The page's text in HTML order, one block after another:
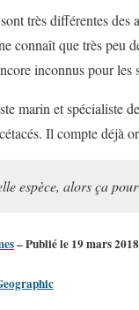
très différentes des
connaît que très peu
inconnus pour les
marin et spécialiste
Il compte déjà
espèce, alors ça
– Publié le 19 mars 2018